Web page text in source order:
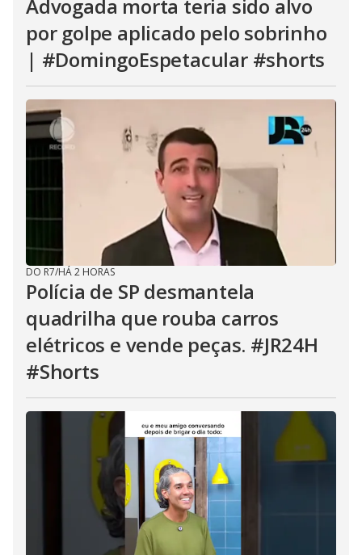
Advogada morta teria sido alvo
por golpe aplicado pelo sobrinho
| #DomingoEspetacular #shorts
DO R7/HÁ 2 HORAS
Polícia de SP desmantela
quadrilha que rouba carros
elétricos e vende peças. #JR24H
#Shorts